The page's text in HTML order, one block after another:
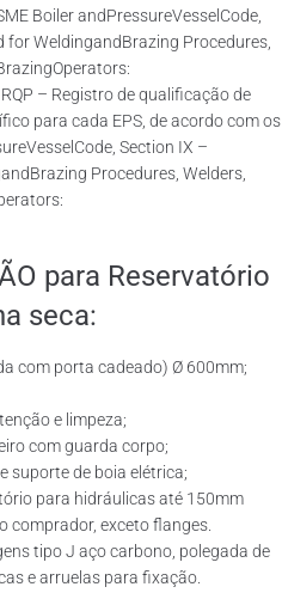
Boiler andPressureVesselCode,
WeldingandBrazing Procedures,
– Registro de qualificação de
para cada EPS, de acordo com os
Section IX –
Procedures, Welders,
para Reservatório
seca:
com porta cadeado) Ø 600mm;
e limpeza;
com guarda corpo;
suporte de boia elétrica;
para hidráulicas até 150mm
comprador, exceto flanges.
tipo J aço carbono, polegada de
e arruelas para fixação.